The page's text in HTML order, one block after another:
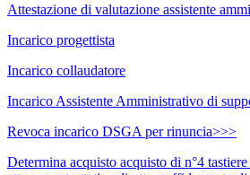
Attestazione di valutazione assistente
Incarico progettista
Incarico collaudatore
Incarico Assistente Amministrativo di
Revoca incarico DSGA per rinuncia>>>
Determina acquisto acquisto di n°4